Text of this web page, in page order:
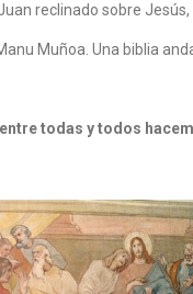
reclinado sobre
Muñoa. Una biblia
todas y todos